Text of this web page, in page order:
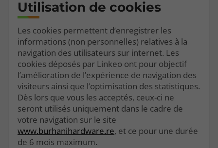
Utilisation de cookies
Les cookies permettent d’enregistrer les
informations (non personnelles) relatives à la
navigation des utilisateurs sur internet. Les
cookies déposés par Linkeo ont pour objectif
l’amélioration de l’expérience de navigation des
visiteurs ainsi que l’optimisation des statistiques.
Dès lors que vous les acceptés, ceux-ci ne
seront utilisés uniquement dans le cadre de
votre navigation sur le site
www.burhanihardware.re, et ce pour une durée
de 6 mois maximum.